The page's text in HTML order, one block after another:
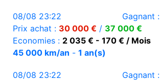
08/08 23:22 Gagnant :
Prix achat : 30 000 € / 37 000 €
Economies : 2 035 € - 170 € / Mois
45 000 km/an - 1 an(s)
08/08 23:22 Gagnant :